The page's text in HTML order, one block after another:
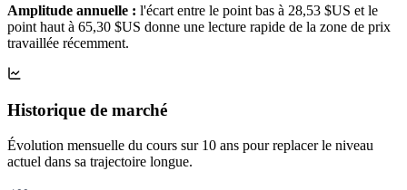
Amplitude annuelle : l'écart entre le point bas à 28,53 $US et le
point haut à 65,30 $US donne une lecture rapide de la zone de prix
travaillée récemment.
Historique de marché
Évolution mensuelle du cours sur 10 ans pour replacer le niveau
actuel dans sa trajectoire longue.